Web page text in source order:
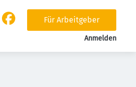
Für Arbeitgeber
Anmelden